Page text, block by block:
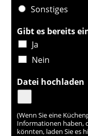
Sonstiges
Gibt es bereits
Ja
Nein
Datei hochladen
(Wenn Sie eine
Informationen haben,
könnten, laden Sie es